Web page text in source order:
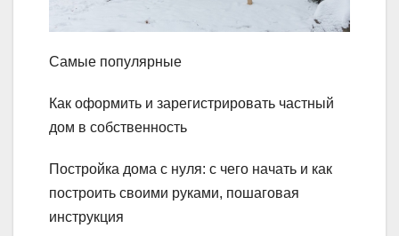
Самые популярные
Как оформить и зарегистрировать частный
дом в собственность
Постройка дома с нуля: с чего начать и как
построить своими руками, пошаговая
инструкция